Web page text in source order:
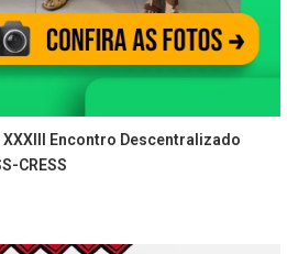
Encontro Descentralizado
CRESS